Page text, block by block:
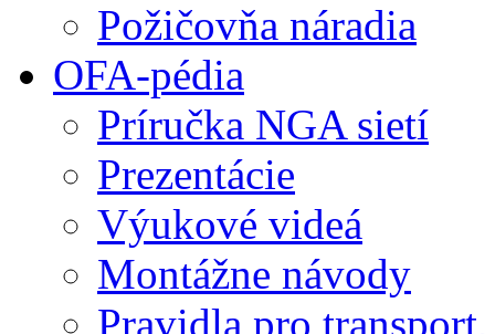
Požičovňa náradia
OFA-pédia
Príručka NGA sietí
Prezentácie
Výukové videá
Montážne návody
Pravidla pro